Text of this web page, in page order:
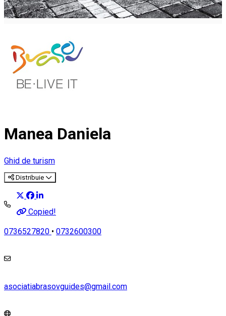
Manea Daniela
Ghid de turism
Distribuie
Copied!
0736527820 • 0732600300
asociatiabrasovguides@gmail.com